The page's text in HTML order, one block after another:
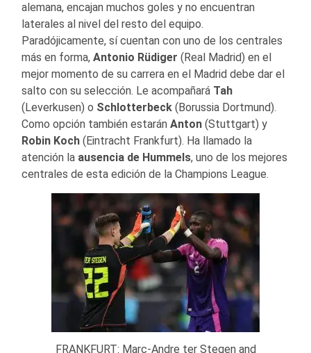
alemana, encajan muchos goles y no encuentran
laterales al nivel del resto del equipo.
Paradójicamente, sí cuentan con uno de los centrales
más en forma, Antonio Rüdiger (Real Madrid) en el
mejor momento de su carrera en el Madrid debe dar el
salto con su selección. Le acompañará Tah
(Leverkusen) o Schlotterbeck (Borussia Dortmund).
Como opción también estarán Anton (Stuttgart) y
Robin Koch (Eintracht Frankfurt). Ha llamado la
atención la ausencia de Hummels, uno de los mejores
centrales de esta edición de la Champions League.
FRANKFURT: Marc-Andre ter Stegen and